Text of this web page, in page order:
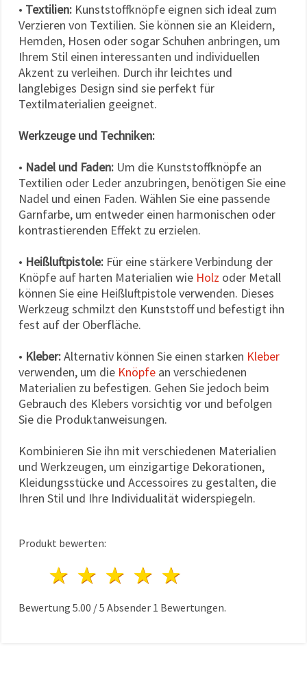
• Textilien: Kunststoffknöpfe eignen sich ideal zum
Verzieren von Textilien. Sie können sie an Kleidern,
Hemden, Hosen oder sogar Schuhen anbringen, um
Ihrem Stil einen interessanten und individuellen
Akzent zu verleihen. Durch ihr leichtes und
langlebiges Design sind sie perfekt für
Textilmaterialien geeignet.
Werkzeuge und Techniken:
• Nadel und Faden: Um die Kunststoffknöpfe an
Textilien oder Leder anzubringen, benötigen Sie eine
Nadel und einen Faden. Wählen Sie eine passende
Garnfarbe, um entweder einen harmonischen oder
kontrastierenden Effekt zu erzielen.
• Heißluftpistole: Für eine stärkere Verbindung der
Knöpfe auf harten Materialien wie Holz oder Metall
können Sie eine Heißluftpistole verwenden. Dieses
Werkzeug schmilzt den Kunststoff und befestigt ihn
fest auf der Oberfläche.
• Kleber:Alternativ können Sie einen starken Kleber
verwenden, um die Knöpfe an verschiedenen
Materialien zu befestigen. Gehen Sie jedoch beim
Gebrauch des Klebers vorsichtig vor und befolgen
Sie die Produktanweisungen.
Kombinieren Sie ihn mit verschiedenen Materialien
und Werkzeugen, um einzigartige Dekorationen,
Kleidungsstücke und Accessoires zu gestalten, die
Ihren Stil und Ihre Individualität widerspiegeln.
Produkt bewerten:
4 Sterne
3 Sterne
2 Sterne
1 Stern
Bewertung 5.00 /5 Absender 1 Bewertungen.